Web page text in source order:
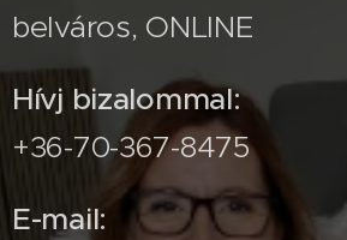
belváros, ONLINE
Hívj bizalommal:
+36-70-367-8475
E-mail: